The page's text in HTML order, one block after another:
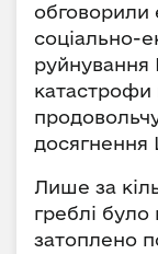
обговорили
соціально-
руйнування
катастрофи
досягнення
Лише за
греблі було
затоплено